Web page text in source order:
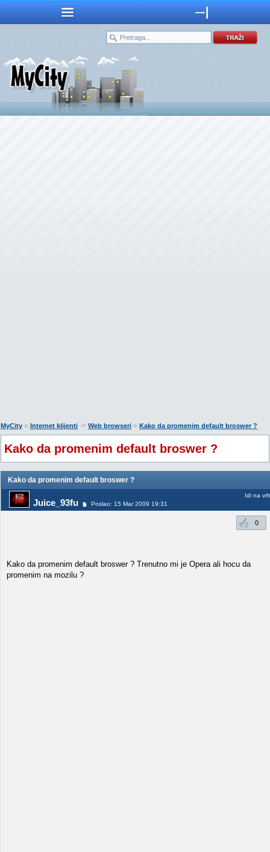
MyCity » Internet klijenti -> Web browseri » Kako da promenim default broswer ?
Kako da promenim default broswer ?
Kako da promenim default broswer ?
Juice_93fu Poslao: 15 Mar 2009 19:31
Idi na vrh
0
Kako da promenim default broswer ? Trenutno mi je Opera ali hocu da
promenim na mozilu ?